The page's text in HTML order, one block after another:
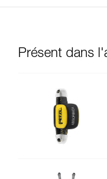
Présent dans